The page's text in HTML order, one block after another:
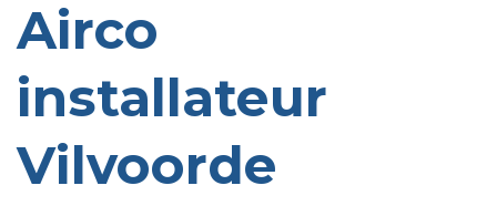
Airco
installateur
Vilvoorde